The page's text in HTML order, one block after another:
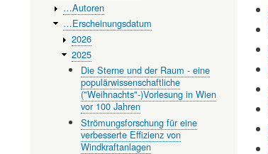
…Autoren
…Erscheinungsdatum
2026
2025
Die Sterne und der Raum - eine
populärwissenschaftliche
("Weihnachts"-)Vorlesung in Wien
vor 100 Jahren
Strömungsforschung für eine
verbesserte Effizienz von
Windkraftanlagen